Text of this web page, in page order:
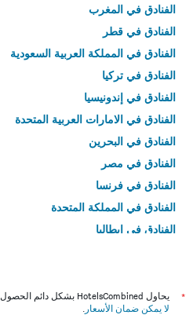
الفنادق في المغرب
الفنادق في قطر
الفنادق في المملكة العربية السعودية
الفنادق في تركيا
الفنادق في إندونيسيا
الفنادق في الامارات العربية المتحدة
الفنادق في البحرين
الفنادق في مصر
الفنادق في فرنسا
الفنادق في المملكة المتحدة
الفنادق في إيطاليا
*
يحاول HotelsCombined بشكل دائم الحصول على الأسعار الدقيقة، ولكن
لا يمكن ضمان الأسعار .